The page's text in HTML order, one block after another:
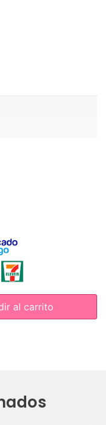
al carrito